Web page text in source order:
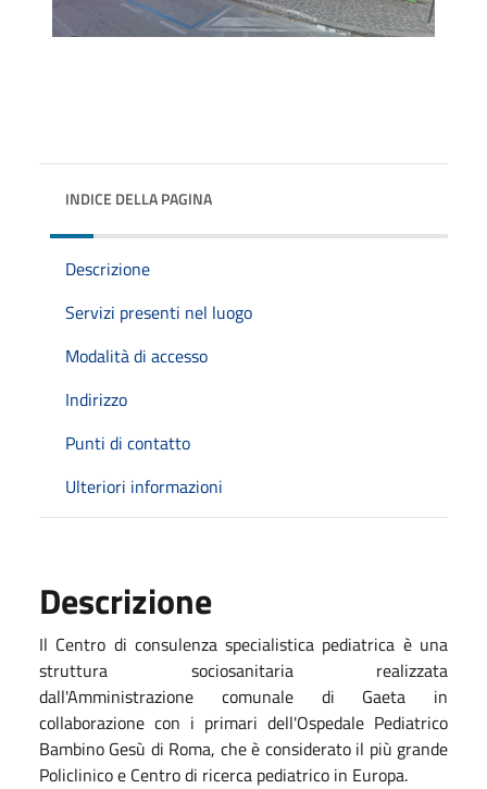
INDICE DELLA PAGINA
Descrizione
Servizi presenti nel luogo
Modalità di accesso
Indirizzo
Punti di contatto
Ulteriori informazioni
Descrizione
Il Centro di consulenza specialistica pediatrica è una
struttura sociosanitaria realizzata
dall'Amministrazione comunale di Gaeta in
collaborazione con i primari dell'Ospedale Pediatrico
Bambino Gesù di Roma, che è considerato il più grande
Policlinico e Centro di ricerca pediatrico in Europa.